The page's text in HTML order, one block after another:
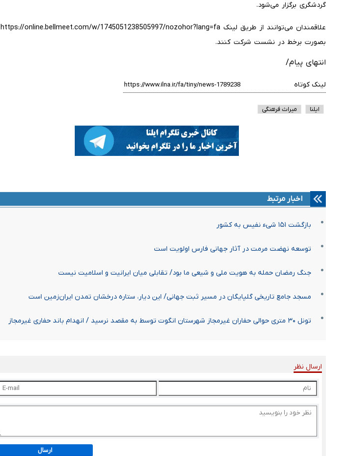
گردشگری برگزار می‌شود.
علاقمندان می‌توانند از طریق لینک https://online.bellmeet.com/w/1745051238505997/nozohor?lang=fa
بصورت برخط در نشست شرکت کنند.
انتهای پیام/
لینک کوتاه
ایلنا میراث فرهنگی
اخبار مرتبط
بازگشت ۱۵۱ شیء نفیس به کشور
توسعه نهضت مرمت در آثار جهانی فارس اولویت است
جنگ رمضان حمله به هویت ملی و شیعی ما بود/ تقابلی میان ایرانیت و اسلامیت نیست
مسجد جامع تاریخی گلپایگان در مسیر ثبت جهانی/ این دیار، ستاره درخشان تمدن ایران‌زمین است
تونل ۳۰ متری حوالی حفاران غیرمجاز شهرستان انگوت توسط به مقصد نرسید / انهدام باند حفاری غیرمجاز
ارسال نظر
ارسال